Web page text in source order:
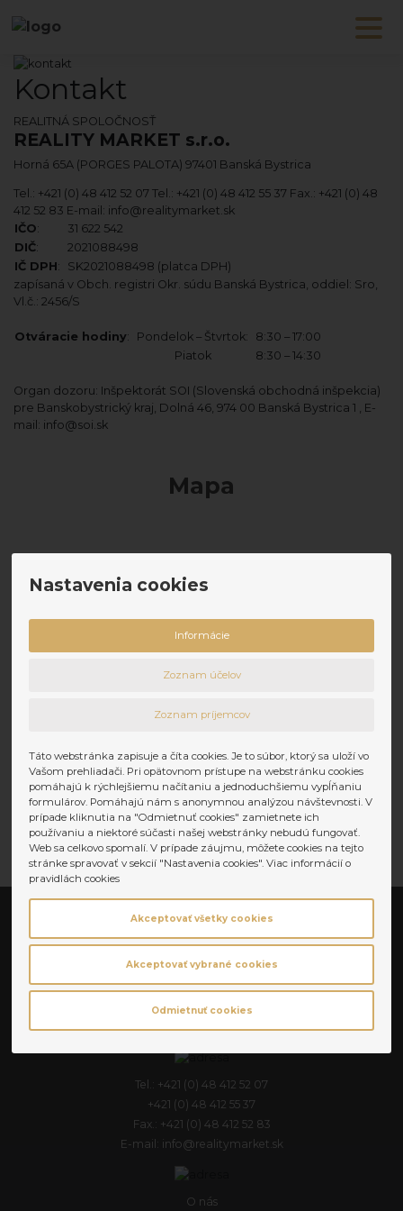
Kontakt
REALITNÁ SPOLOČNOSŤ
REALITY MARKET s.r.o.
Horná 65A (PORGES PALOTA) 97401 Banská Bystrica
Tel.: +421 (0) 48 412 52 07 Tel.: +421 (0) 48 412 55 37 Fax.: +421 (0) 48
412 52 83 E-mail: info@realitymarket.sk
IČO:
31 622 542
DIČ:
2021088498
IČ DPH:
SK2021088498 (platca DPH)
zapísaná v Obch. registri Okr. súdu Banská Bystrica, oddiel: Sro,
Vl.č.: 2456/S
Otváracie hodiny: Pondelok – Štvrtok:
8:30 – 17:00
Piatok
8:30 – 14:30
Organ dozoru: Inšpektorát SOI (Slovenská obchodná inšpekcia)
pre Banskobystrický kraj, Dolná 46, 974 00 Banská Bystrica 1 , E-
mail: info@soi.sk
Mapa
Realitná spoločnosť
REALITY MARKET s.r.o.
Horná 65A
97401 Banská Bystrica
Tel.: +421 (0) 48 412 52 07
+421 (0) 48 412 55 37
Fax.: +421 (0) 48 412 52 83
E-mail: info@realitymarket.sk
O nás
Nastavenia cookies
Informácie
Zoznam účelov
Zoznam príjemcov
Táto webstránka zapisuje a číta cookies. Je to súbor, ktorý sa uloží vo
Vašom prehliadači. Pri opätovnom prístupe na webstránku cookies
pomáhajú k rýchlejšiemu načítaniu a jednoduchšiemu vypĺňaniu
formulárov. Pomáhajú nám s anonymnou analýzou návštevnosti. V
prípade kliknutia na "Odmietnuť cookies" zamietnete ich
používaniu a niektoré súčasti našej webstránky nebudú fungovať.
Web sa celkovo spomalí. V prípade záujmu, môžete cookies na tejto
stránke spravovať v sekcií "Nastavenia cookies". Viac informácií o
pravidlách cookies
Akceptovať všetky cookies
Akceptovať vybrané cookies
Odmietnuť cookies